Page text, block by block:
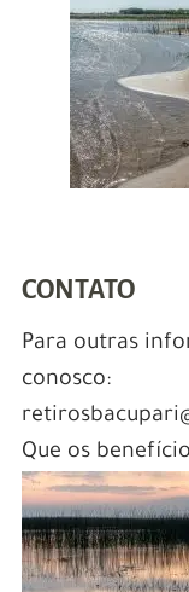
CONTATO
Para outras
conosco:
Que os